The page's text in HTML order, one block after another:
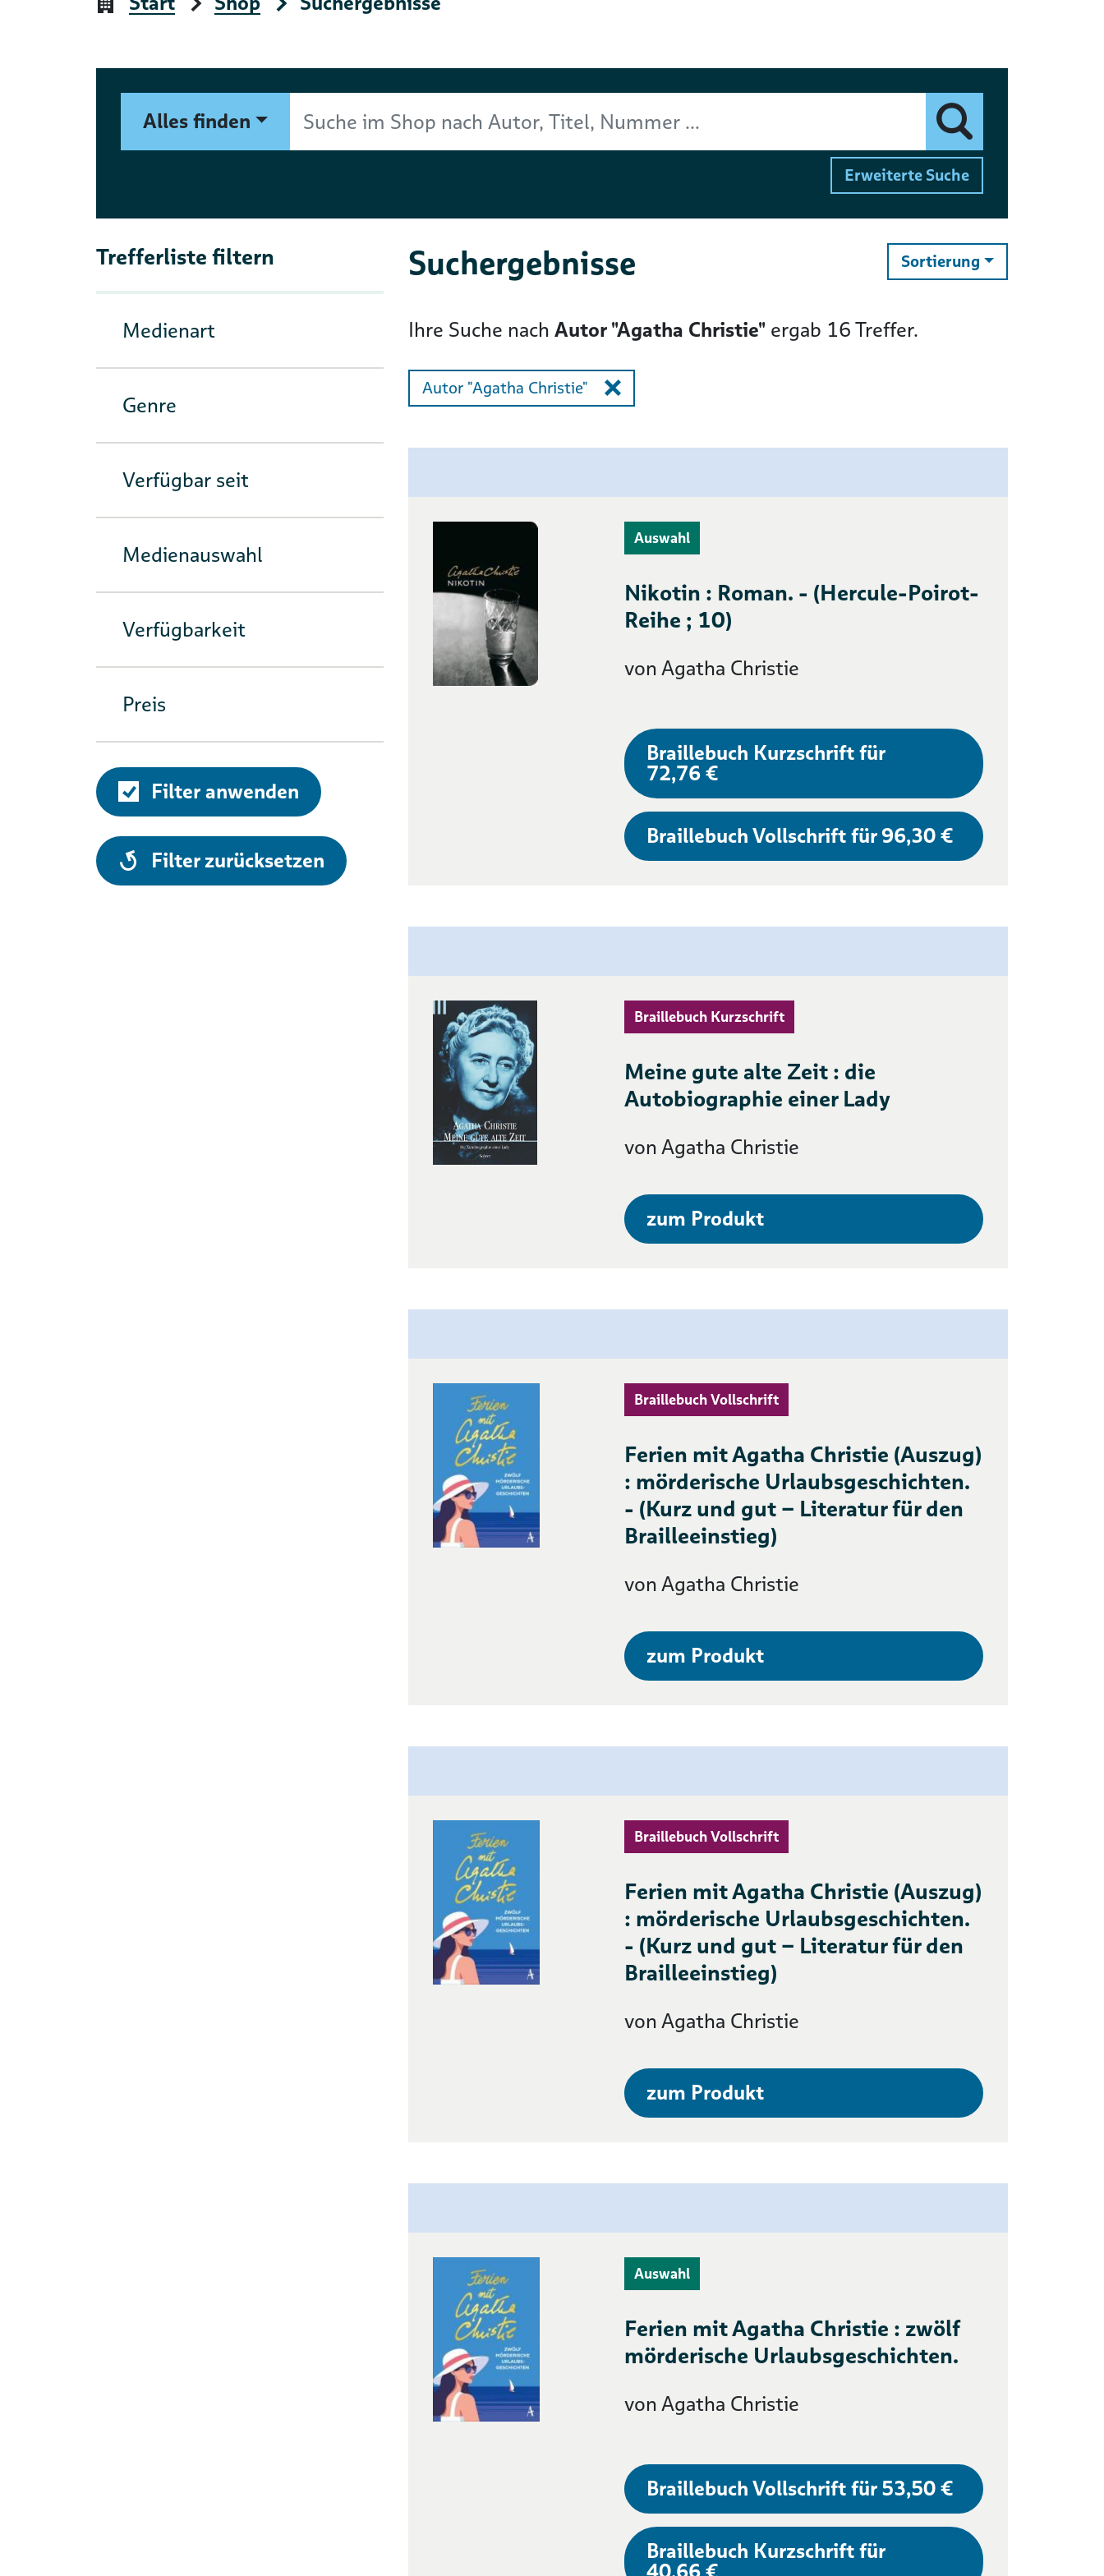
Suchformular
Alles finden
Suche im Shop nach Autor, Titel, Nummer ...
Erweiterte Suche
Trefferliste filtern
Medienart
Genre
Verfügbar seit
Medienauswahl
Verfügbarkeit
Preis
Filter anwenden
alle
Filter zurücksetzen
Suchergebnisse Sortierungändern
Ihre Suche nach Autor "Agatha Christie" ergab 16Treffer.
Autor "Agatha Christie"
Auswahl
Nikotin : Roman. - (Hercule-Poirot-
Reihe ; 10)
von Agatha Christie
Braillebuch Kurzschrift für
72,76 €
Braillebuch Vollschrift für 96,30 €
Braillebuch Kurzschrift
Meine gute alte Zeit : die
Autobiographie einer Lady
von Agatha Christie
zum Produkt
Braillebuch Vollschrift
Ferien mit Agatha Christie (Auszug)
: mörderische Urlaubsgeschichten.
- (Kurz und gut – Literatur für den
Brailleeinstieg)
von Agatha Christie
zum Produkt
Braillebuch Vollschrift
Ferien mit Agatha Christie (Auszug)
: mörderische Urlaubsgeschichten.
- (Kurz und gut – Literatur für den
Brailleeinstieg)
von Agatha Christie
zum Produkt
Auswahl
Ferien mit Agatha Christie : zwölf
mörderische Urlaubsgeschichten.
von Agatha Christie
Braillebuch Vollschrift für 53,50 €
Braillebuch Kurzschrift für